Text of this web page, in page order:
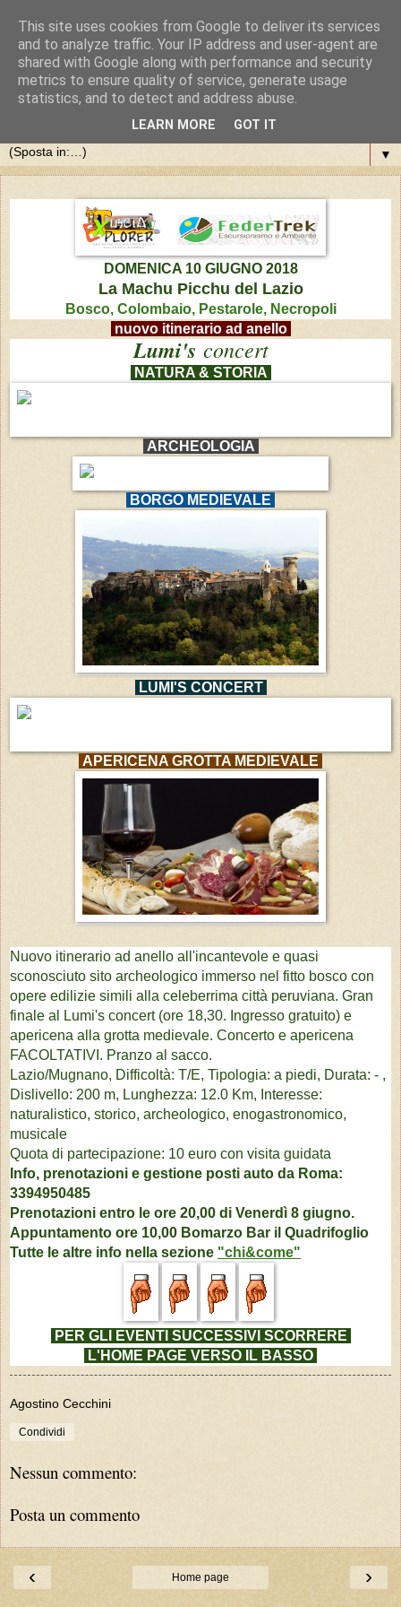
▼
DOMENICA 10 GIUGNO 2018
La Machu Picchu del Lazio
Bosco, Colombaio, Pestarole, Necropoli
nuovo itinerario ad anello
Lumi's concert
NATURA & STORIA
ARCHEOLOGIA
BORGO MEDIEVALE
LUMI'S CONCERT
APERICENA GROTTA MEDIEVALE
Nuovo itinerario ad anello all'incantevole e quasi
sconosciuto sito archeologico immerso nel fitto bosco con
opere edilizie simili alla celeberrima città peruviana. Gran
finale al Lumi's concert (ore 18,30. Ingresso gratuito) e
apericena alla grotta medievale. Concerto e apericena
FACOLTATIVI. Pranzo al sacco.
Lazio/Mugnano, Difficoltà: T/E, Tipologia: a piedi, Durata: - ,
Dislivello: 200 m, Lunghezza: 12.0 Km, Interesse:
naturalistico, storico, archeologico, enogastronomico,
musicale
Quota di partecipazione: 10 euro con visita guidata
Info, prenotazioni e gestione posti auto da Roma:
3394950485
Prenotazioni entro le ore 20,00 di Venerdì 8 giugno.
Appuntamento ore 10,00 Bomarzo Bar il Quadrifoglio
Tutte le altre info nella sezione "chi&come"
PER GLI EVENTI SUCCESSIVI SCORRERE
L'HOME PAGE VERSO IL BASSO
Agostino Cecchini
Condividi
Nessun commento:
Posta un commento
‹ ›
Home page
This site uses cookies from Google to deliver its services
and to analyze traffic. Your IP address and user-agent are
shared with Google along with performance and security
metrics to ensure quality of service, generate usage
statistics, and to detect and address abuse.
LEARN MORE GOT IT